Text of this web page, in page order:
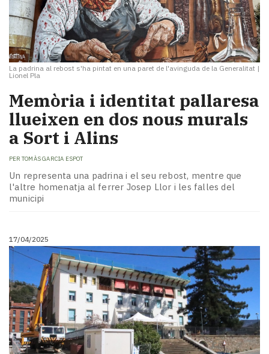
La padrina al rebost s'ha pintat en una paret de l'avinguda de la Generalitat |
Lionel Pla
Memòria i identitat pallaresa
llueixen en dos nous murals
a Sort i Alins
PER TOMÀS GARCIA ESPOT
Un representa una padrina i el seu rebost, mentre que
l'altre homenatja al ferrer Josep Llor i les falles del
municipi
17/04/2025